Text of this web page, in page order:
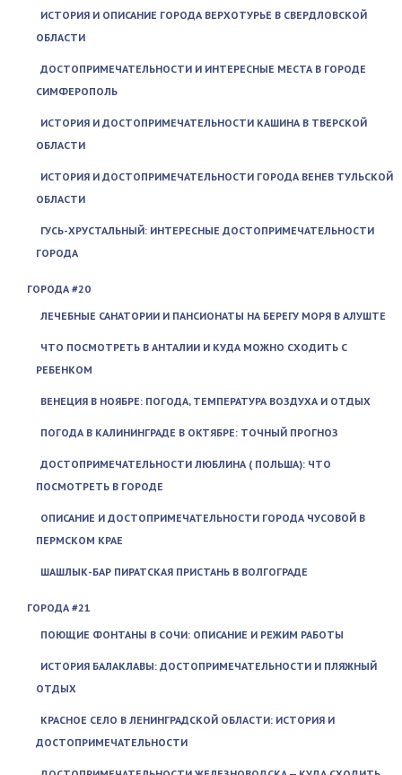
ИСТОРИЯ И ОПИСАНИЕ ГОРОДА ВЕРХОТУРЬЕ В СВЕРДЛОВСКОЙ
ОБЛАСТИ
ДОСТОПРИМЕЧАТЕЛЬНОСТИ И ИНТЕРЕСНЫЕ МЕСТА В ГОРОДЕ
СИМФЕРОПОЛЬ
ИСТОРИЯ И ДОСТОПРИМЕЧАТЕЛЬНОСТИ КАШИНА В ТВЕРСКОЙ
ОБЛАСТИ
ИСТОРИЯ И ДОСТОПРИМЕЧАТЕЛЬНОСТИ ГОРОДА ВЕНЕВ ТУЛЬСКОЙ
ОБЛАСТИ
ГУСЬ-ХРУСТАЛЬНЫЙ: ИНТЕРЕСНЫЕ ДОСТОПРИМЕЧАТЕЛЬНОСТИ
ГОРОДА
ГОРОДА #20
ЛЕЧЕБНЫЕ САНАТОРИИ И ПАНСИОНАТЫ НА БЕРЕГУ МОРЯ В АЛУШТЕ
ЧТО ПОСМОТРЕТЬ В АНТАЛИИ И КУДА МОЖНО СХОДИТЬ С
РЕБЕНКОМ
ВЕНЕЦИЯ В НОЯБРЕ: ПОГОДА, ТЕМПЕРАТУРА ВОЗДУХА И ОТДЫХ
ПОГОДА В КАЛИНИНГРАДЕ В ОКТЯБРЕ: ТОЧНЫЙ ПРОГНОЗ
ДОСТОПРИМЕЧАТЕЛЬНОСТИ ЛЮБЛИНА ( ПОЛЬША): ЧТО
ПОСМОТРЕТЬ В ГОРОДЕ
ОПИСАНИЕ И ДОСТОПРИМЕЧАТЕЛЬНОСТИ ГОРОДА ЧУСОВОЙ В
ПЕРМСКОМ КРАЕ
ШАШЛЫК-БАР ПИРАТСКАЯ ПРИСТАНЬ В ВОЛГОГРАДЕ
ГОРОДА #21
ПОЮЩИЕ ФОНТАНЫ В СОЧИ: ОПИСАНИЕ И РЕЖИМ РАБОТЫ
ИСТОРИЯ БАЛАКЛАВЫ: ДОСТОПРИМЕЧАТЕЛЬНОСТИ И ПЛЯЖНЫЙ
ОТДЫХ
КРАСНОЕ СЕЛО В ЛЕНИНГРАДСКОЙ ОБЛАСТИ: ИСТОРИЯ И
ДОСТОПРИМЕЧАТЕЛЬНОСТИ